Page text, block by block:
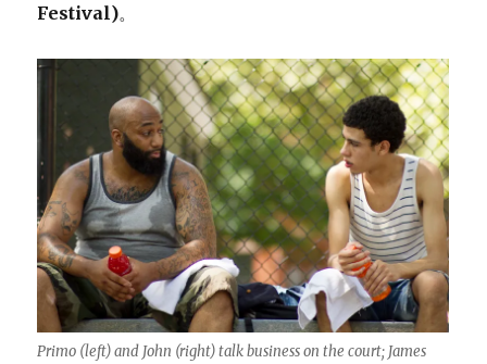
Festival)。
Primo (left) and John (right) talk business on the court; James